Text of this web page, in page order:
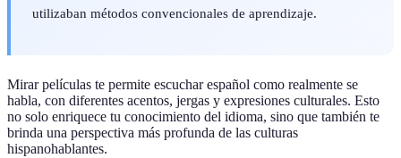
utilizaban métodos convencionales de aprendizaje.
Mirar películas te permite escuchar español como realmente se
habla, con diferentes acentos, jergas y expresiones culturales. Esto
no solo enriquece tu conocimiento del idioma, sino que también te
brinda una perspectiva más profunda de las culturas
hispanohablantes.